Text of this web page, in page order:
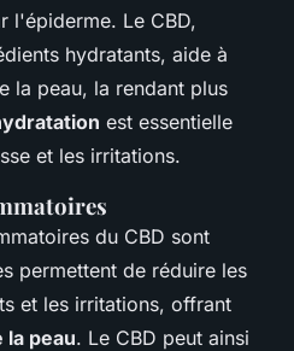
l'épiderme. Le CBD,
hydratants, aide à
la peau, la rendant plus
est essentielle
et les irritations.
du CBD sont
permettent de réduire les
et les irritations, offrant
la peau. Le CBD peut ainsi